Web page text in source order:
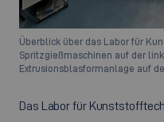
Überblick über das Labor für
Spritzgießmaschinen auf der
Extrusionsblasformanlage auf
Das Labor für